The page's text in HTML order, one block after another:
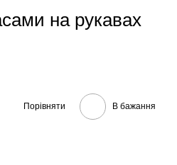
на рукавах
Порівняти В бажання